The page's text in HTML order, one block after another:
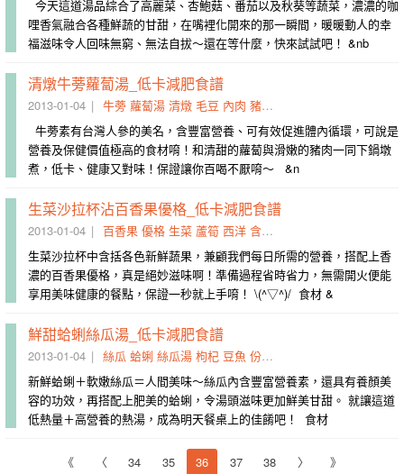
今天這道湯品綜合了高麗菜、杏鮑菇、番茄以及秋葵等蔬菜，濃濃的咖
哩香氣融合各種鮮蔬的甘甜，在嘴裡化開來的那一瞬間，暖暖動人的幸
福滋味令人回味無窮、無法自拔～還在等什麼，快來試試吧！ &nb
清燉牛蒡蘿蔔湯_低卡減肥食譜
2013-01-04 牛蒡 蘿蔔湯 清燉 毛豆 內肉 豬腰
牛蒡素有台灣人參的美名，含豐富營養、可有效促進體內循環，可說是
營養及保健價值極高的食材唷！和清甜的蘿蔔與滑嫩的豬肉一同下鍋墩
煮，低卡、健康又對味！保證讓你百喝不厭唷～ &n
生菜沙拉杯沾百香果優格_低卡減肥食譜
2013-01-04 百香果 優格 生菜 蘆筍 西洋 含括
生菜沙拉杯中含括各色新鮮蔬果，兼顧我們每日所需的營養，搭配上香
濃的百香果優格，真是絕妙滋味啊！準備過程省時省力，無需開火便能
享用美味健康的餐點，保證一秒就上手唷！ \(^▽^)/ 食材 &
鮮甜蛤蜊絲瓜湯_低卡減肥食譜
2013-01-04 絲瓜 蛤蜊 絲瓜湯 枸杞 豆魚 份蛋
新鮮蛤蜊＋軟嫩絲瓜＝人間美味～絲瓜內含豐富營養素，還具有養顏美
容的功效，再搭配上肥美的蛤蜊，令湯頭滋味更加鮮美甘甜。 就讓這道
低熱量＋高營養的熱湯，成為明天餐桌上的佳餚吧！ 食材
《 〈 34 35 36 37 38 〉 》